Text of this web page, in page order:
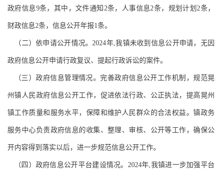
政府信息9条，其中，文件通知 2条，人事信息2条，规划计划2条，
财政信息2条，信息公开年报1条。
（二）依申请公开情况。2024年,我镇未收到信息公开申请，无因
政府信息公开申请行政复议、提起行政诉讼的案件。
（三）政府信息管理情况。完善政府信息公开工作机制，规范晃
州镇人民政府信息公开工作，促进依法行政、公正执法，提高晃州
镇工作质量和服务水平，保障和维护人民群众的合法权益。镇政务
服务中心负责政府信息的收集、整理、审核、公开等工作，确保公
开内容得到落实以后，进一步规范信息公开工作。
（四）政府信息公开平台建设情况。 2024年,我镇进一步加强平台